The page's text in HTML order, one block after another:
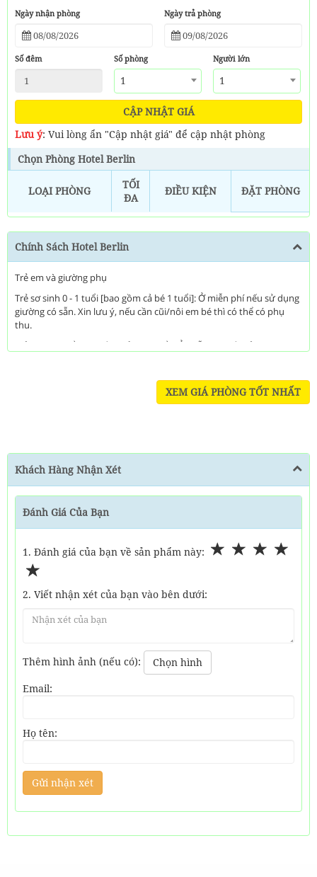
Ngày nhận phòng Ngày trả phòng
Số đêm Số phòng
1
Người lớn
1
CẬP NHẬT GIÁ
Lưu ý: Vui lòng ẩn "Cập nhật giá" để cập nhật phòng
Chọn Phòng Hotel Berlin
LOẠI PHÒNG
TỐI
ĐA
ĐIỀU KIỆN ĐẶT PHÒNG
Chính Sách Hotel Berlin
Trẻ em và giường phụ
Trẻ sơ sinh 0 - 1 tuổi [bao gồm cả bé 1 tuổi]: Ở miễn phí nếu sử dụng
giường có sẵn. Xin lưu ý, nếu cần cũi/nôi em bé thì có thể có phụ
thu.
Trẻ em 2-5 tuổi [bao gồm cả bé 5 tuổi] Ở miễn phí nếu sử dụng
XEM GIÁ PHÒNG TỐT NHẤT
Khách Hàng Nhận Xét
Đánh Giá Của Bạn
1. Đánh giá của bạn về sản phẩm này:
2. Viết nhận xét của bạn vào bên dưới:
Thêm hình ảnh (nếu có):
Chọn hình
Email:
Họ tên: